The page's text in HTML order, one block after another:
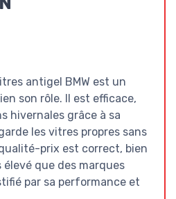
antigel BMW est un
son rôle. Il est efficace,
hivernales grâce à sa
les vitres propres sans
prix est correct, bien
que des marques
par sa performance et